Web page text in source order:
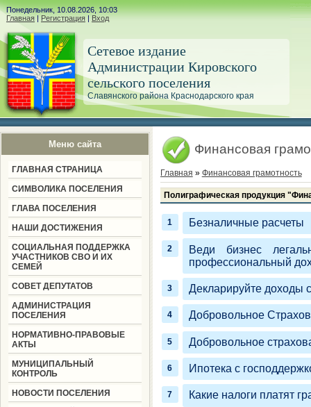
Понедельник, 10.08.2026, 10:03
Главная | Регистрация | Вход
Сетевое издание
Администрации Кировского
сельского поселения
Славянского района Краснодарского края
Меню сайта
ГЛАВНАЯ СТРАНИЦА
СИМВОЛИКА ПОСЕЛЕНИЯ
ГЛАВА ПОСЕЛЕНИЯ
НАШИ ДОСТИЖЕНИЯ
СОЦИАЛЬНАЯ ПОДДЕРЖКА
УЧАСТНИКОВ СВО И ИХ
СЕМЕЙ
СОВЕТ ДЕПУТАТОВ
АДМИНИСТРАЦИЯ
ПОСЕЛЕНИЯ
НОРМАТИВНО-ПРАВОВЫЕ
АКТЫ
МУНИЦИПАЛЬНЫЙ
КОНТРОЛЬ
НОВОСТИ ПОСЕЛЕНИЯ
Финансовая
Главная » Финансовая грамотность
Полиграфическая продукция
Безналичные расчеты
Веди бизнес
профессиональный
Декларируйте доходы
Добровольное
Добровольное
Ипотека с
Какие налоги платят